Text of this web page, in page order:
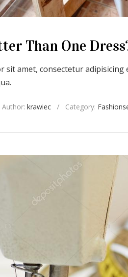
Than One
sit amet, consectetur
Author: krawiec / Category: